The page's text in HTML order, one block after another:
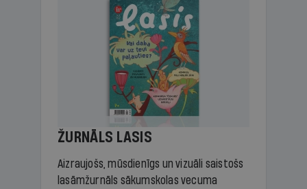
ŽURNĀLS LASIS
Aizraujošs, mūsdienīgs un vizuāli saistošs
lasāmžurnāls sākumskolas vecuma